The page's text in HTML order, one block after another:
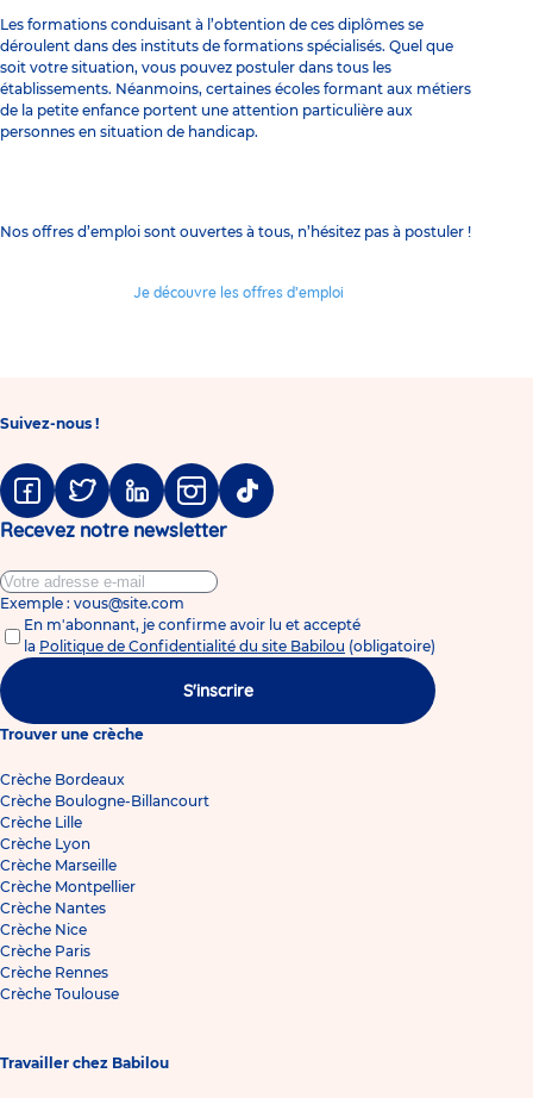
Les formations conduisant à l’obtention de ces diplômes se
déroulent dans des instituts de formations spécialisés. Quel que
soit votre situation, vous pouvez postuler dans tous les
établissements. Néanmoins, certaines écoles formant aux métiers
de la petite enfance portent une attention particulière aux
personnes en situation de handicap.
Nos offres d’emploi sont ouvertes à tous, n’hésitez pas à postuler !
Je découvre les offres d’emploi
Suivez-nous !
FacebookTwitter LinkedinInstagramTiktok
Recevez notre newsletter
Exemple : vous@site.com
En m'abonnant, je confirme avoir lu et accepté
la Politique de Confidentialité du site Babilou (obligatoire)
S'inscrire
Trouver une crèche
Crèche Bordeaux
Crèche Boulogne-Billancourt
Crèche Lille
Crèche Lyon
Crèche Marseille
Crèche Montpellier
Crèche Nantes
Crèche Nice
Crèche Paris
Crèche Rennes
Crèche Toulouse
Travailler chez Babilou